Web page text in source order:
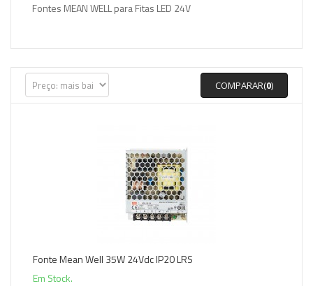
Fontes MEAN WELL para Fitas LED 24V
COMPARAR(0)
Fonte Mean Well 35W 24Vdc IP20 LRS
Em Stock.